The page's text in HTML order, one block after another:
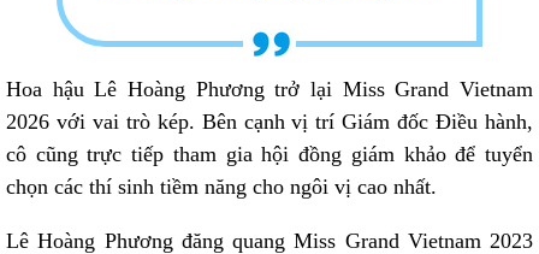
Hoa hậu Lê Hoàng Phương trở lại Miss Grand Vietnam
2026 với vai trò kép. Bên cạnh vị trí Giám đốc Điều hành,
cô cũng trực tiếp tham gia hội đồng giám khảo để tuyển
chọn các thí sinh tiềm năng cho ngôi vị cao nhất.
Lê Hoàng Phương đăng quang Miss Grand Vietnam 2023